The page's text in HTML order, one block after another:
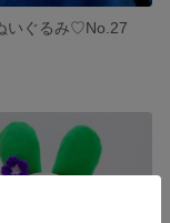
いぐるみ♡No.27